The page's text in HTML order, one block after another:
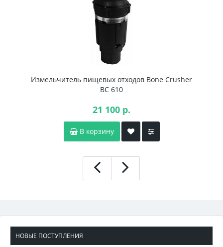
Измельчитель пищевых отходов Bone Crusher
BC 610
21 100 р.
В корзину
НОВЫЕ ПОСТУПЛЕНИЯ